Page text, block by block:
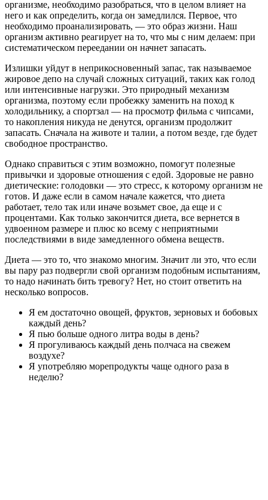
организме, необходимо разобраться, что в целом влияет на
него и как определить, когда он замедлился. Первое, что
необходимо проанализировать, — это образ жизни. Наш
организм активно реагирует на то, что мы с ним делаем: при
систематическом переедании он начнет запасать.
Излишки уйдут в неприкосновенный запас, так называемое
жировое депо на случай сложных ситуаций, таких как голод
или интенсивные нагрузки. Это природный механизм
организма, поэтому если пробежку заменить на поход к
холодильнику, а спортзал — на просмотр фильма с чипсами,
то накопления никуда не денутся, организм продолжит
запасать. Сначала на животе и талии, а потом везде, где будет
свободное пространство.
Однако справиться с этим возможно, помогут полезные
привычки и здоровые отношения с едой. Здоровые не равно
диетические: голодовки — это стресс, к которому организм не
готов. И даже если в самом начале кажется, что диета
работает, тело так или иначе возьмет свое, да еще и с
процентами. Как только закончится диета, все вернется в
удвоенном размере и плюс ко всему с неприятными
последствиями в виде замедленного обмена веществ.
Диета — это то, что знакомо многим. Значит ли это, что если
вы пару раз подвергли свой организм подобным испытаниям,
то надо начинать бить тревогу? Нет, но стоит ответить на
несколько вопросов.
Я ем достаточно овощей, фруктов, зерновых и бобовых
каждый день?
Я пью больше одного литра воды в день?
Я прогуливаюсь каждый день полчаса на свежем
воздухе?
Я употребляю морепродукты чаще одного раза в
неделю?